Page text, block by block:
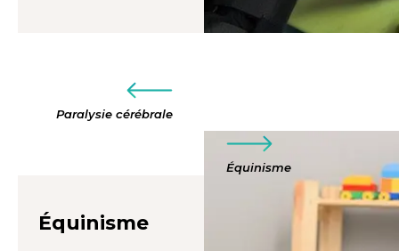
Paralysie cérébrale
Équinisme
Équinisme